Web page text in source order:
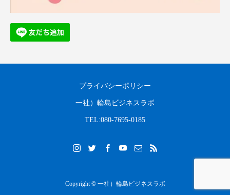
プライバシーポリシー
一社）輪島ビジネスラボ
TEL:080-7695-0185
Copyright © 一社）輪島ビジネスラボ